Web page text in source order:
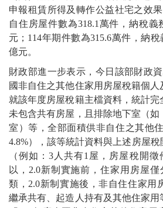
申報租賃所得及轉作公益社宅之效
自住房屋件數為318.1萬件，納稅義
元；114年期件數為315.6萬件，納
億元。
財政部進一步表示，今日該部財政
國非自住之其他住家用房屋稅籍個
就該年度房屋稅籍主檔資料，統計完
未包含共有房屋，且排除地下室（
室）等，全部面積供非自住之其他
4.8%），該等統計資料與上述房屋
（例如：3人共有1屋，房屋稅開
以，2.0新制實施前，住家用房屋
類，2.0新制實施後，非自住住家用
繼承共有、起造人持有及其他住家用